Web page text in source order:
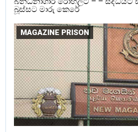
බූස්සට මාරු කෙරේ
MAGAZINE PRISON